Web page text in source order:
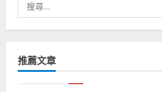
尋
關
字:
推薦文章
台灣餐飲在全球 尚
奧地利人愛喝